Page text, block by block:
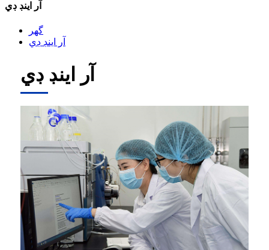
آر اينڊ ڊي
گھر
آر اينڊ ڊي
آر اينڊ ڊي